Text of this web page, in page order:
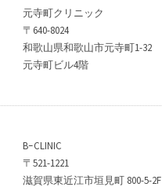
元寺町クリニック
〒640-8024
和歌山県和歌山市元寺町1-32
元寺町ビル4階
BｰCLINIC
〒521-1221
滋賀県東近江市垣見町 800-5-2F